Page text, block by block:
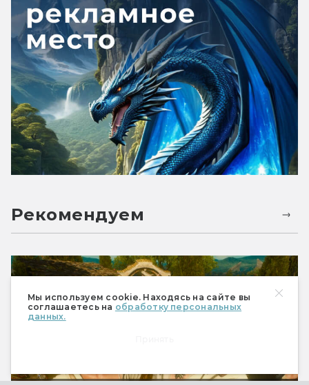
Мы используем cookie. Находясь на сайте вы
соглашаетесь на обработку персональных
данных.
Рекомендуем